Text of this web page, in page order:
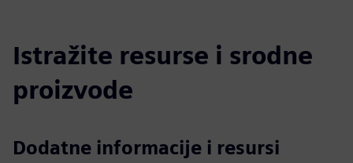
Istražite resurse i srodne
proizvode
Dodatne informacije i resursi